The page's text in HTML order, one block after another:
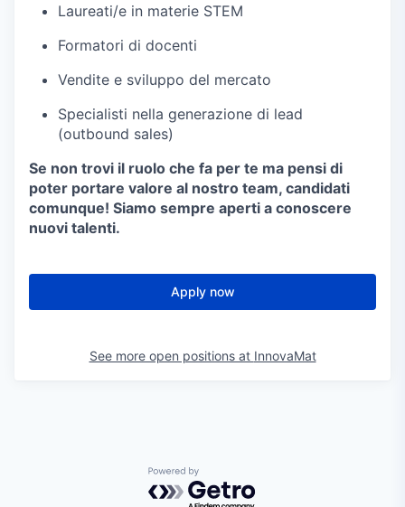
Laureati/e in materie STEM
Formatori di docenti
Vendite e sviluppo del mercato
Specialisti nella generazione di lead
(outbound sales)
Se non trovi il ruolo che fa per te ma pensi di
poter portare valore al nostro team, candidati
comunque! Siamo sempre aperti a conoscere
nuovi talenti.
Apply now
See more open positions at InnovaMat
Powered by Getro.com